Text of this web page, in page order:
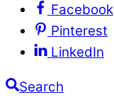
Facebook
Pinterest
LinkedIn
Search